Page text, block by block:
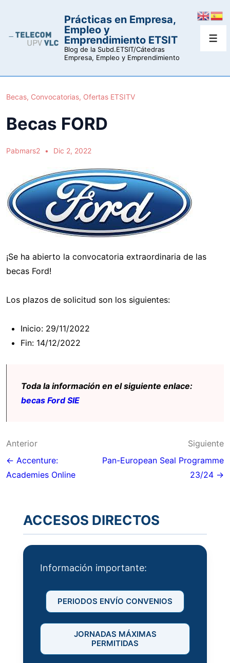
Prácticas en Empresa,
Empleo y
Emprendimiento ETSIT
Blog de la Subd.ETSIT/Cátedras
Empresa, Empleo y Emprendimiento
Becas, Convocatorias, Ofertas ETSITV
Becas FORD
Pabmars2 Dic 2, 2022
¡Se ha abierto la convocatoria extraordinaria de las
becas Ford!
Los plazos de solicitud son los siguientes:
Inicio: 29/11/2022
Fin: 14/12/2022
Toda la información en el siguiente enlace:
becas Ford SIE
Navegación
de
entradas
Anterior
← Accenture:
Academies Online
Siguiente
Pan-European Seal Programme
23/24 →
ACCESOS DIRECTOS
Información importante:
PERIODOS ENVÍO CONVENIOS
JORNADAS MÁXIMAS
PERMITIDAS